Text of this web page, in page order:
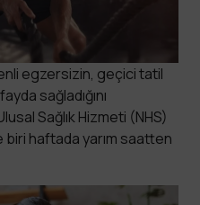
egzersizin, geçici tatil
sağladığını
Sağlık Hizmeti (NHS)
haftada yarım saatten